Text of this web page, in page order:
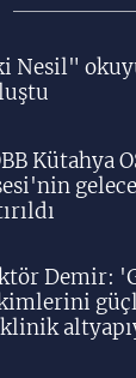
Nesil"
Kütahya
Demir: